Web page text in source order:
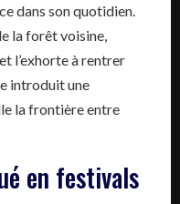
dans son quotidien.
la forêt voisine,
l’exhorte à rentrer
introduit une
la frontière entre
en festivals